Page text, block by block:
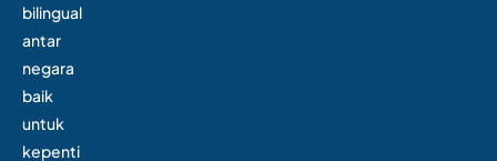
bilingual
antar
negara
baik
untuk
kepenti